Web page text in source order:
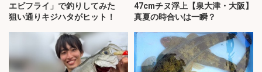
エビフライ」で釣りしてみた
狙い通りキジハタがヒット！
47cmチヌ浮上【泉大津・大阪】
真夏の時合いは一瞬？